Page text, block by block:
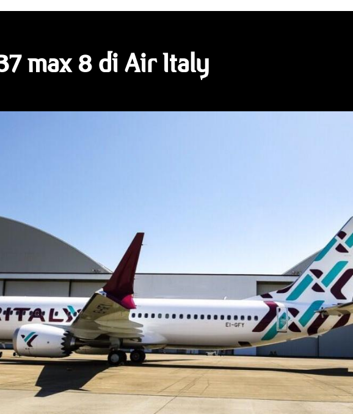
max 8 di Air Italy